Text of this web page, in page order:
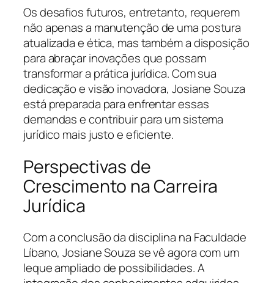
Os desafios futuros, entretanto, requerem
não apenas a manutenção de uma postura
atualizada e ética, mas também a disposição
para abraçar inovações que possam
transformar a prática jurídica. Com sua
dedicação e visão inovadora, Josiane Souza
está preparada para enfrentar essas
demandas e contribuir para um sistema
jurídico mais justo e eficiente.
Perspectivas de
Crescimento na Carreira
Jurídica
Com a conclusão da disciplina na Faculdade
Líbano, Josiane Souza se vê agora com um
leque ampliado de possibilidades. A